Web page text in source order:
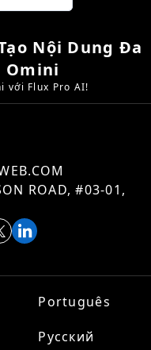
Nội Dung Đa
Omini
với Flux Pro AI!
ROAD, #03-01,
Português
Русский